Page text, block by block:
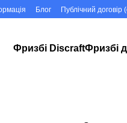
Блог Публічний
Фризбі DiscraftФризбі